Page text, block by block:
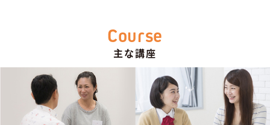
Course
主な講座